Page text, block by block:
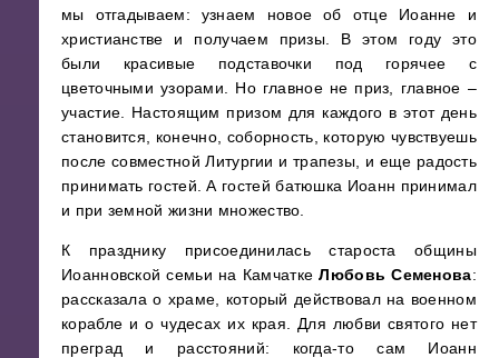
мы отгадываем: узнаем новое об отце Иоанне и
христианстве и получаем призы. В этом году это
были красивые подставочки под горячее с
цветочными узорами. Но главное не приз, главное –
участие. Настоящим призом для каждого в этот день
становится, конечно, соборность, которую чувствуешь
после совместной Литургии и трапезы, и еще радость
принимать гостей. А гостей батюшка Иоанн принимал
и при земной жизни множество.
К празднику присоединилась староста общины
Иоанновской семьи на КамчаткеЛюбовь Семенова:
рассказала о храме, который действовал на военном
корабле и о чудесах их края. Для любви святого нет
преград и расстояний: когда-то сам Иоанн